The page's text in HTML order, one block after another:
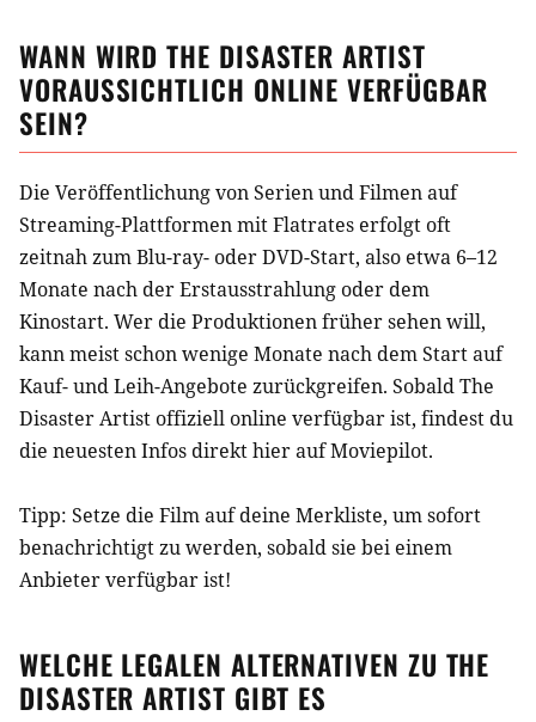
WANN WIRDTHE DISASTER ARTIST
VORAUSSICHTLICH ONLINE VERFÜGBAR
SEIN?
Die Veröffentlichung von Serien und Filmen auf
Streaming-Plattformen mit Flatrates erfolgt oft
zeitnah zum Blu-ray- oder DVD-Start, also etwa 6–12
Monate nach der Erstausstrahlung oder dem
Kinostart. Wer die Produktionen früher sehen will,
kann meist schon wenige Monate nach dem Start auf
Kauf- und Leih-Angebote zurückgreifen. SobaldThe
Disaster Artist offiziell online verfügbar ist, findest du
die neuesten Infos direkt hier auf Moviepilot.
Tipp: Setze die Filmauf deine Merkliste, um sofort
benachrichtigt zu werden, sobald sie bei einem
Anbieter verfügbar ist!
WELCHE LEGALEN ALTERNATIVEN ZU THE
DISASTER ARTIST GIBT ES